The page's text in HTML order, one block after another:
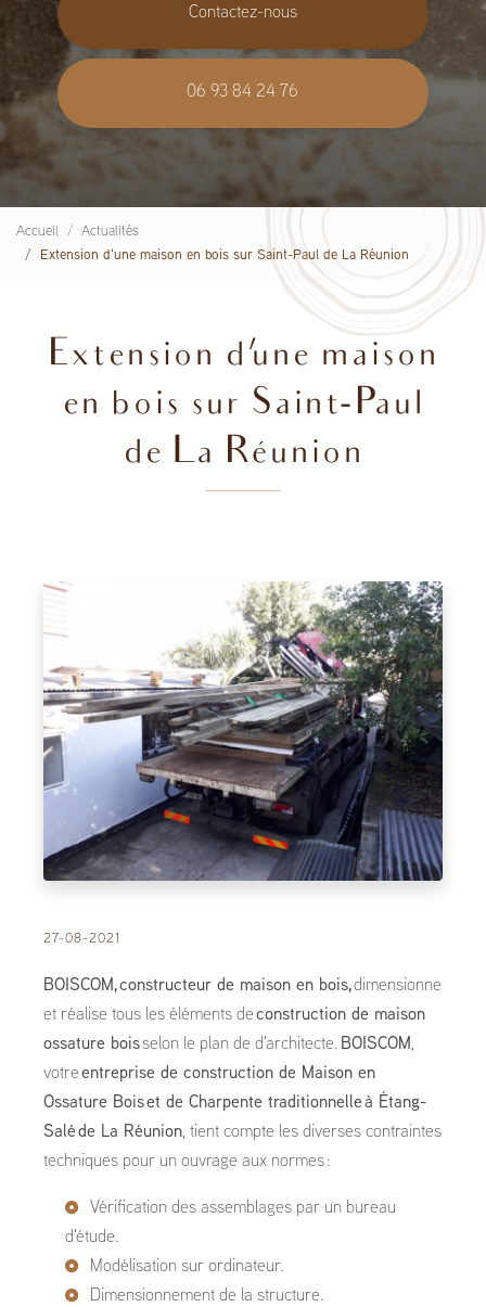
Contactez-nous
06 93 84 24 76
Accueil
Actualités
Extension d'une maison en bois sur Saint-Paul de La Réunion
Extension d'une maison
en bois sur Saint-Paul
de La Réunion
27-08-2021
BOISCOM,constructeur de maison en bois,dimensionne
et réalise tous les éléments de construction de maison
ossature bois selon le plan de d'architecte. BOISCOM,
votre entreprise de construction de Maison en
Ossature Bois et de Charpente traditionnelle à Étang-
Salé de La Réunion, tient compte les diverses contraintes
techniques pour un ouvrage aux normes :
Vérification des assemblages par un bureau
d'étude.
Modélisation sur ordinateur.
Dimensionnement de la structure.